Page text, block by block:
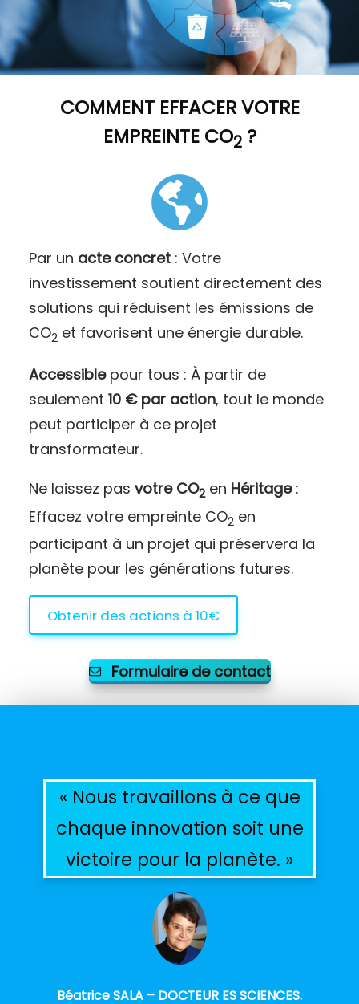
COMMENT EFFACER VOTRE
EMPREINTE CO2?
Par un acte concret: Votre
investissement soutient directement des
solutions qui réduisent les émissions de
CO2 et favorisent une énergie durable.
Accessiblepour tous : À partir de
seulement 10 € par action, tout le monde
peut participer à ce projet
transformateur.
Ne laissez pas votre CO2en Héritage:
Effacez votre empreinte CO2 en
participant à un projet qui préservera la
planète pour les générations futures.
Obtenir des actions à 10€
Formulaire de contact
« Nous travaillons à ce que
chaque innovation soit une
victoire pour la planète. »
Béatrice SALA – DOCTEUR ES SCIENCES.